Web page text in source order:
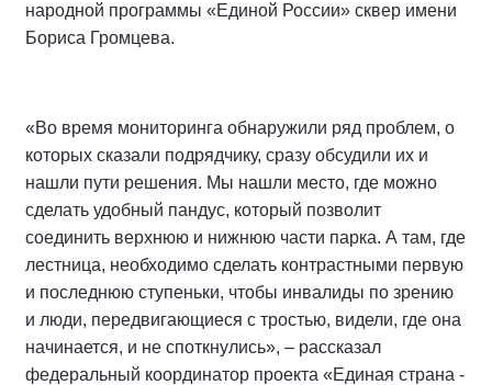
народной программы «Единой России» сквер имени
Бориса Громцева.
«Во время мониторинга обнаружили ряд проблем, о
которых сказали подрядчику, сразу обсудили их и
нашли пути решения. Мы нашли место, где можно
сделать удобный пандус, который позволит
соединить верхнюю и нижнюю части парка. А там, где
лестница, необходимо сделать контрастными первую
и последнюю ступеньки, чтобы инвалиды по зрению
и люди, передвигающиеся с тростью, видели, где она
начинается, и не споткнулись», – рассказал
федеральный координатор проекта «Единая страна -